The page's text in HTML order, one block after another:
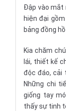
Đập vào mắt
hiện đại
bảng đồng
Kia chăm
lái, thiết kế
độc đáo, cải
Những chi
giống tay
thấy sự tinh